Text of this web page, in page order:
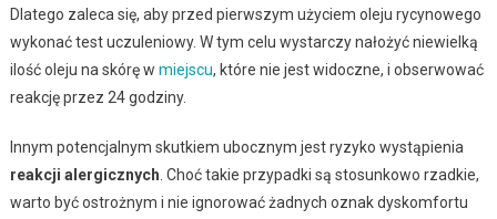
Dlatego zaleca się, aby przed pierwszym użyciem oleju rycynowego
wykonać test uczuleniowy. W tym celu wystarczy nałożyć niewielką
ilość oleju na skórę w miejscu, które nie jest widoczne, i obserwować
reakcję przez 24 godziny.
Innym potencjalnym skutkiem ubocznym jest ryzyko wystąpienia
reakcji alergicznych . Choć takie przypadki są stosunkowo rzadkie,
warto być ostrożnym i nie ignorować żadnych oznak dyskomfortu